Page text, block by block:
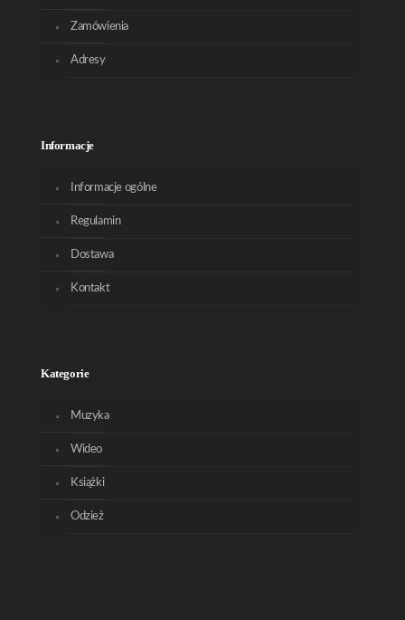
Zamówienia
Adresy
Informacje
Informacje ogólne
Regulamin
Dostawa
Kontakt
Kategorie
Muzyka
Wideo
Książki
Odzież